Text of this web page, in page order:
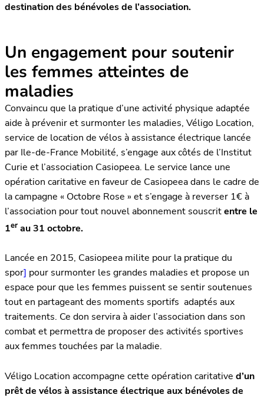
destination des bénévoles de l’association.
Un engagement pour soutenir
les femmes atteintes de
maladies
Convaincu que la pratique d’une activité physique adaptée
aide à prévenir et surmonter les maladies, Véligo Location,
service de location de vélos à assistance électrique lancée
par Ile-de-France Mobilité, s’engage aux côtés de l’Institut
Curie et l’association Casiopeea. Le service lance une
opération caritative en faveur de Casiopeea dans le cadre de
la campagne « Octobre Rose » et s’engage à reverser 1€ à
l’association pour tout nouvel abonnement souscritentre le
1er au 31 octobre.
Lancée en 2015, Casiopeea milite pour la pratique du
spor] pour surmonter les grandes maladies et propose un
espace pour que les femmes puissent se sentir soutenues
tout en partageant des moments sportifs adaptés aux
traitements. Ce don servira à aider l’association dans son
combat et permettra de proposer des activités sportives
aux femmes touchées par la maladie.
Véligo Location accompagne cette opération caritative d’un
prêt de vélos à assistance électrique aux bénévoles de